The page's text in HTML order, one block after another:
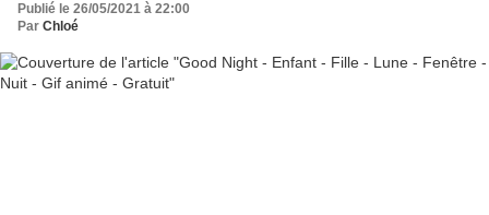
Publié le 26/05/2021 à 22:00
Par Chloé